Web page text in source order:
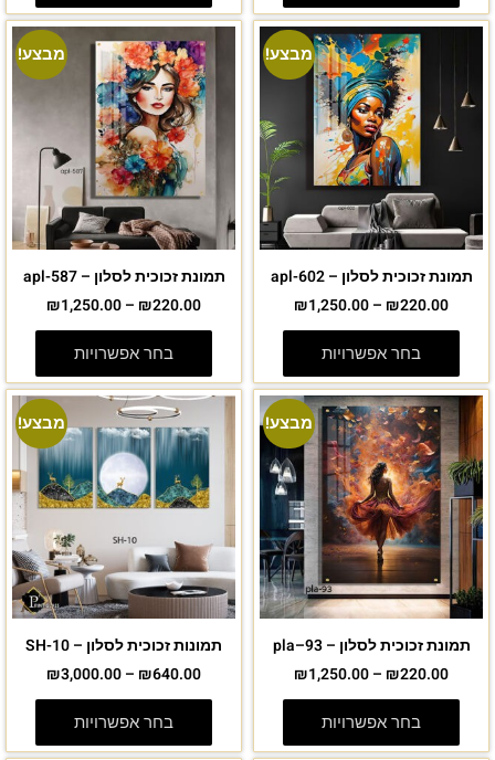
מבצע!
תמונת זכוכית לסלון – apl-602
₪220.00
–
₪1,250.00
בחר אפשרויות
מבצע!
תמונת זכוכית לסלון – apl-587
₪220.00
–
₪1,250.00
בחר אפשרויות
מבצע!
תמונת זכוכית לסלון – pla–93
₪220.00
–
₪1,250.00
בחר אפשרויות
מבצע!
תמונות זכוכית לסלון – SH-10
₪640.00
–
₪3,000.00
בחר אפשרויות